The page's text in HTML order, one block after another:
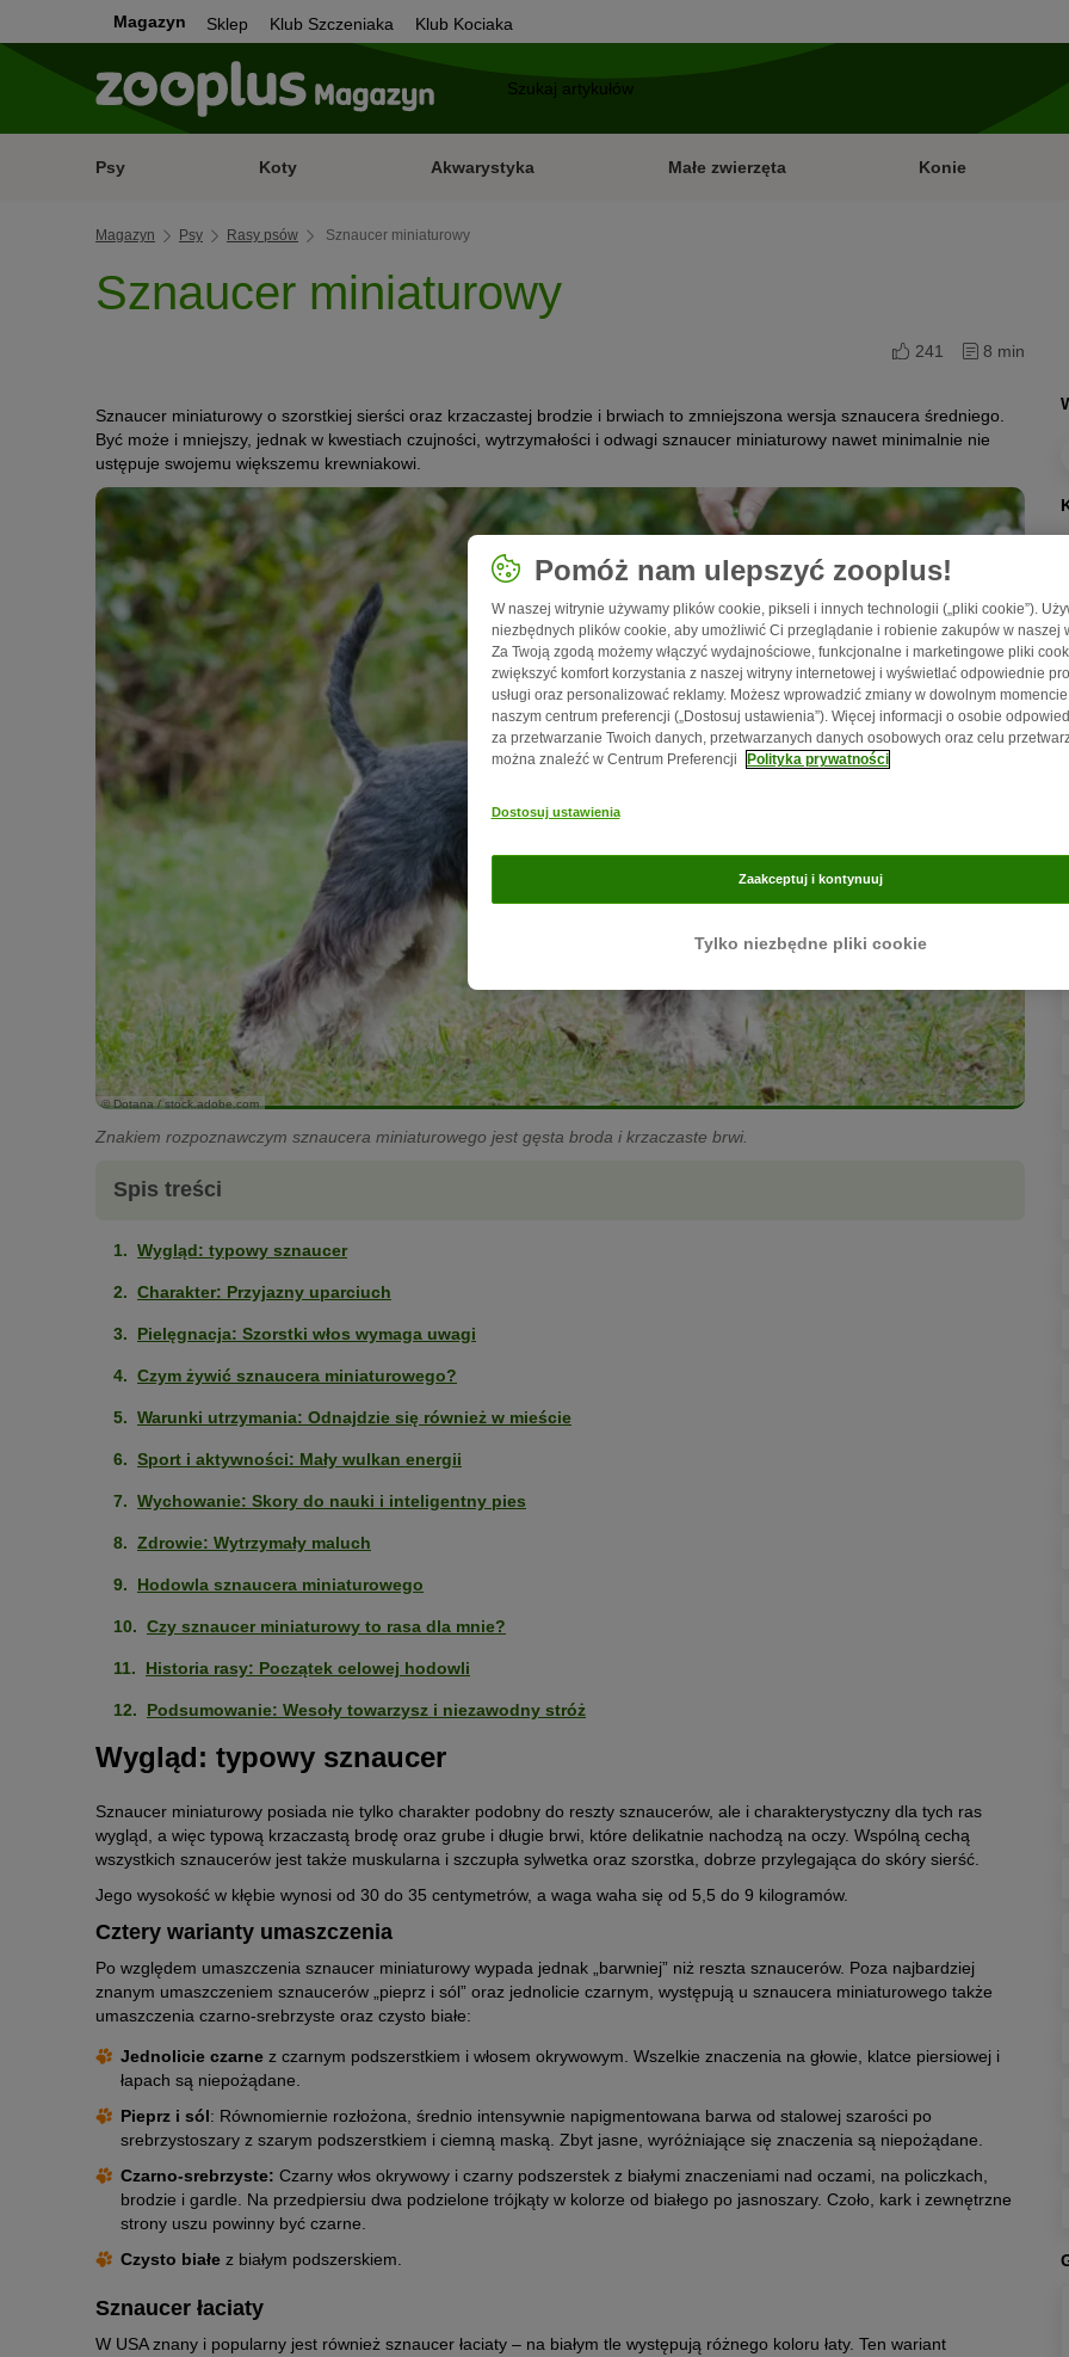
Magazyn Sklep Klub Szczeniaka Klub Kociaka
Psy Koty Akwarystyka Małe zwierzęta Konie
Magazyn Psy Rasy psów Sznaucer miniaturowy
Sznaucer miniaturowy
241 8 min
Sznaucer miniaturowy o szorstkiej sierści oraz krzaczastej brodzie i brwiach to zmniejszona wersja sznaucera średniego.
Być może i mniejszy, jednak w kwestiach czujności, wytrzymałości i odwagi sznaucer miniaturowy nawet minimalnie nie
ustępuje swojemu większemu krewniakowi.
© Dotana / stock.adobe.com
Znakiem rozpoznawczym sznaucera miniaturowego jest gęsta broda i krzaczaste brwi.
Spis treści
Wygląd: typowy sznaucer
Charakter: Przyjazny uparciuch
Pielęgnacja: Szorstki włos wymaga uwagi
Czym żywić sznaucera miniaturowego?
Warunki utrzymania: Odnajdzie się również w mieście
Sport i aktywności: Mały wulkan energii
Wychowanie: Skory do nauki i inteligentny pies
Zdrowie: Wytrzymały maluch
Hodowla sznaucera miniaturowego
Czy sznaucer miniaturowy to rasa dla mnie?
Historia rasy: Początek celowej hodowli
Podsumowanie: Wesoły towarzysz i niezawodny stróż
Wygląd: typowy sznaucer
Sznaucer miniaturowy posiada nie tylko charakter podobny do reszty sznaucerów, ale i charakterystyczny dla tych ras
wygląd, a więc typową krzaczastą brodę oraz grube i długie brwi, które delikatnie nachodzą na oczy. Wspólną cechą
wszystkich sznaucerów jest także muskularna i szczupła sylwetka oraz szorstka, dobrze przylegająca do skóry sierść.
Jego wysokość w kłębie wynosi od 30 do 35 centymetrów, a waga waha się od 5,5 do 9 kilogramów.
Cztery warianty umaszczenia
Po względem umaszczenia sznaucer miniaturowy wypada jednak „barwniej” niż reszta sznaucerów. Poza najbardziej
znanym umaszczeniem sznaucerów „pieprz i sól” oraz jednolicie czarnym, występują u sznaucera miniaturowego także
umaszczenia czarno-srebrzyste oraz czysto białe:
Jednolicie czarne z czarnym podszerstkiem i włosem okrywowym. Wszelkie znaczenia na głowie, klatce piersiowej i
łapach są niepożądane.
Pieprz i sól: Równomiernie rozłożona, średnio intensywnie napigmentowana barwa od stalowej szarości po
srebrzystoszary z szarym podszerstkiem i ciemną maską. Zbyt jasne, wyróżniające się znaczenia są niepożądane.
Czarno-srebrzyste: Czarny włos okrywowy i czarny podszerstek z białymi znaczeniami nad oczami, na policzkach,
brodzie i gardle. Na przedpiersiu dwa podzielone trójkąty w kolorze od białego po jasnoszary. Czoło, kark i zewnętrzne
strony uszu powinny być czarne.
Czysto białe z białym podszerskiem.
Sznaucer łaciaty
W USA znany i popularny jest również sznaucer łaciaty – na białym tle występują różnego koloru łaty. Ten wariant
Pomóż nam ulepszyć zooplus!
W naszej witrynie używamy plików cookie, pikseli i innych technologii („pliki cookie”).
niezbędnych plików cookie, aby umożliwić Ci przeglądanie i robienie zakupów w naszej
Za Twoją zgodą możemy włączyć wydajnościowe, funkcjonalne i marketingowe pliki
zwiększyć komfort korzystania z naszej witryny internetowej i wyświetlać odpowiednie
usługi oraz personalizować reklamy. Możesz wprowadzić zmiany w dowolnym
naszym centrum preferencji („Dostosuj ustawienia”). Więcej informacji o osobie
za przetwarzanie Twoich danych, przetwarzanych danych osobowych oraz celu
można znaleźć w Centrum Preferencji
Polityka prywatności
Dostosuj ustawienia
Tylko niezbędne pliki cookie
Zaakceptuj i kontynuuj